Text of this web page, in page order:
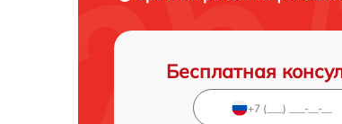
Бесплатная